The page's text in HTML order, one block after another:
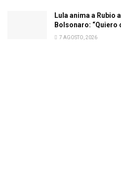
Lula anima a Rubio
Bolsonaro:
7 AGOSTO, 2026